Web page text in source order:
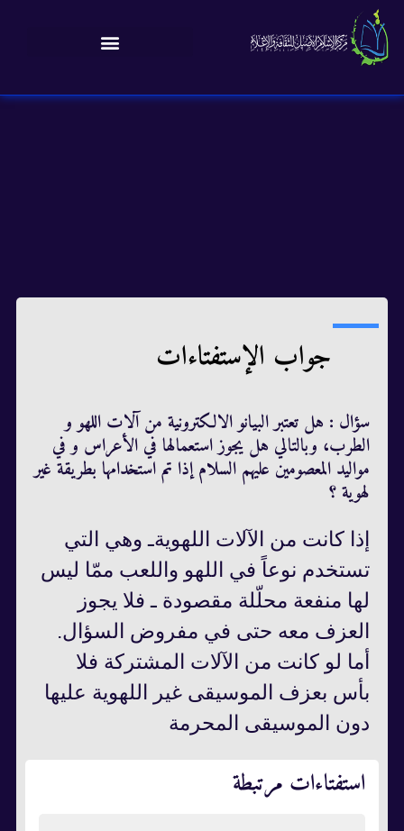
جواب الإستفتاءات
سؤال : هل تعتبر البيانو الالكترونية من آلات اللهو و
الطرب، وبالتالي هل يجوز استعمالها في الأعراس و في
مواليد المعصومين عليهم السلام إذا تم استخدامها بطريقة غير
لهوية ؟
إذا كانت من الآلات اللهوية‌ـ وهي التي
تستخدم نوعاً في اللهو واللعب ممّا ليس
لها منفعة محلّلة مقصودة ـ فلا يجوز
العزف معه حتى في مفروض السؤال.
أما لو كانت من الآلات المشتركة فلا
بأس بعزف الموسيقى غير اللهوية عليها
دون الموسيقى المحرمة
استفتاءات مرتبطة